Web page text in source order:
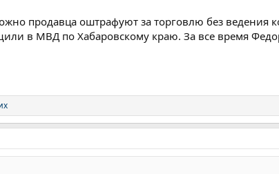
продавца оштрафуют за торговлю без ведения
в МВД по Хабаровскому краю. За все время